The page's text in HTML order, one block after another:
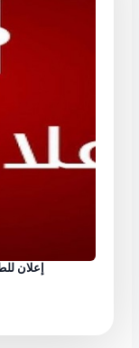
إعلان